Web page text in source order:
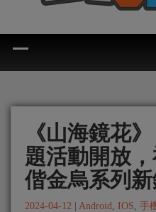
《山海鏡花
題活動開放，
偕金烏系列
2024-04-12 Android, IOS, 手